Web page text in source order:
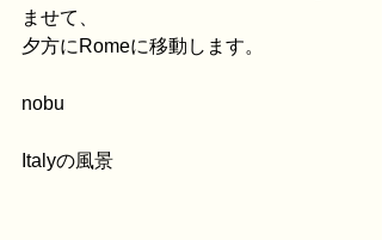
ませて、
夕方にRomeに移動します。
nobu
Italyの風景